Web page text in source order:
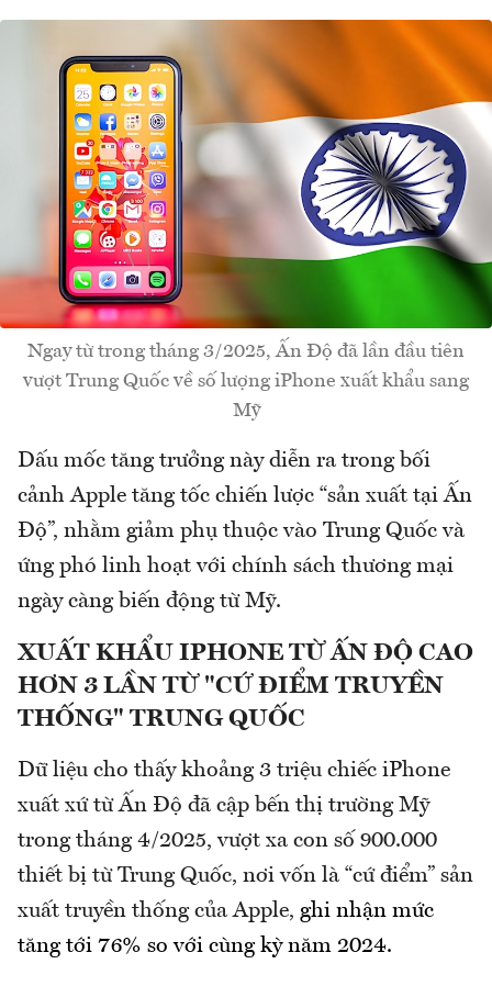
Ngay từ trong tháng 3/2025, Ấn Độ đã lần đầu tiên
vượt Trung Quốc về số lượng iPhone xuất khẩu sang
Mỹ
Dấu mốc tăng trưởng này diễn ra trong bối
cảnh Apple tăng tốc chiến lược “sản xuất tại Ấn
Độ”, nhằm giảm phụ thuộc vào Trung Quốc và
ứng phó linh hoạt với chính sách thương mại
ngày càng biến động từ Mỹ.
XUẤT KHẨU IPHONE TỪ ẤN ĐỘ CAO
HƠN 3 LẦN TỪ "CỨ ĐIỂM TRUYỀN
THỐNG" TRUNG QUỐC
Dữ liệu cho thấy khoảng 3 triệu chiếc iPhone
xuất xứ từ Ấn Độ đã cập bến thị trường Mỹ
trong tháng 4/2025, vượt xa con số 900.000
thiết bị từ Trung Quốc, nơi vốn là “cứ điểm” sản
xuất truyền thống của Apple, ghi nhận mức
tăng tới 76% so với cùng kỳ năm 2024.